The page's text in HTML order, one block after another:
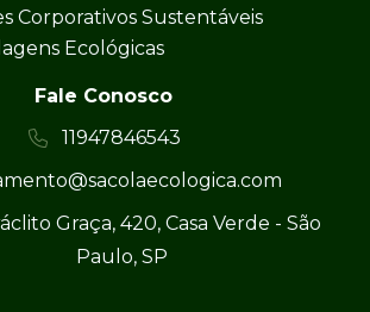
Corporativos Sustentáveis
Ecológicas
Fale Conosco
11947846543
Graça, 420, Casa Verde - São
Paulo, SP